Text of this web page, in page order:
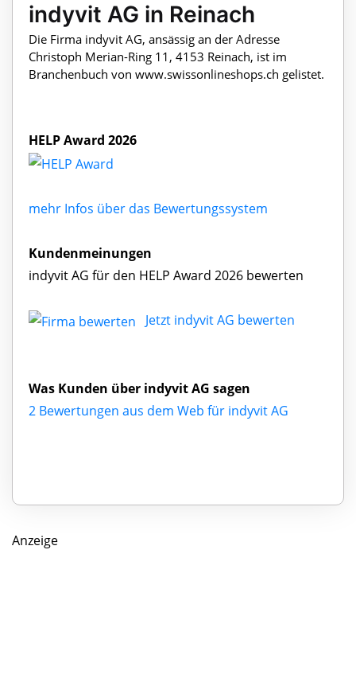
indyvit AG in Reinach
Die Firma indyvit AG, ansässig an der Adresse
Christoph Merian-Ring 11, 4153 Reinach, ist im
Branchenbuch von www.swissonlineshops.ch gelistet.
HELP Award 2026
mehr Infos über das Bewertungssystem
Kundenmeinungen
indyvit AG für den HELP Award 2026 bewerten
Jetzt indyvit AG bewerten
Was Kunden über indyvit AG sagen
2 Bewertungen aus dem Web für indyvit AG
Anzeige